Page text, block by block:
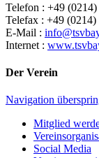
Telefon : +49
Telefax : +49 (0214)
E-Mail :
Internet :
Der Verein
Navigation
Mitglied
Social Media